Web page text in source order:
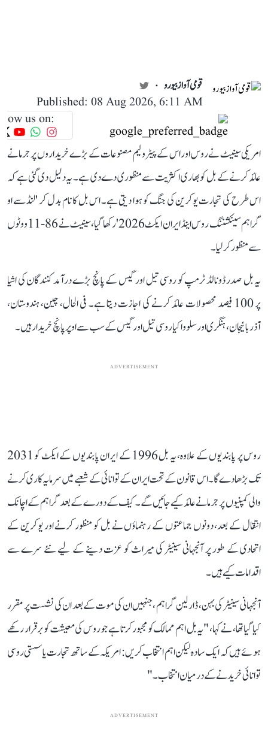
قومی آواز بیورو
Published: 08 Aug 2026, 6:11 AM
us on:
امریکی سینیٹ نے روس اور اس کے پیٹرولیم مصنوعات کے بڑے خریداروں پر جرمانے
عائد کرنے کے بل کو بھاری اکثریت سے منظوری دے دی ہے۔ یہ دلیل دی گئی ہے کہ
اس طرح کی تجارت یوکرین کی جنگ کو ہوا دیتی ہے۔ اس بل کا نام بدل کر 'لنڈسے او
گراہم سینکشننگ روس اینڈ ایران ایکٹ 2026' رکھا گیا، سینیٹ نے 86-11 ووٹوں
سے منظور کر لیا۔
یہ بل صدر ڈونالڈ ٹرمپ کو روسی تیل اور گیس کے پانچ بڑے درآمد کنندگان کی اشیا
پر 100 فیصد محصولات عائد کرنے کی اجازت دیتا ہے۔ فی الحال، چین، ہندوستان،
آذربائیجان، ہنگری اور سلوواکیا روسی تیل اور گیس کے سب سے اوپر پانچ خریدار ہیں۔
ADVERTISEMENT
روس پر پابندیوں کے علاوہ، یہ بل 1996 کے ایران پابندیوں کے ایکٹ کو 2031
تک بڑھا دے گا۔ اس قانون کے تحت ایران کے توانائی کے شعبے میں سرمایہ کاری کرنے
والی کمپنیوں پر جرمانے عائد کیے جائیں گے۔ کیف کے دورے کے بعد گراہم کے اچانک
انتقال کے بعد، دونوں جماعتوں کے رہنماؤں نے بل کو منظور کرنے اور یوکرین کے
اتحادی کے طور پر آنجہانی سینیٹر کی میراث کو عزت دینے کے لیے نئے سرے سے
اقدامات کیے ہیں۔
آنجہانی سینیٹر کی بہن، ڈارلین گراہم ،جنہیں ان کی موت کے بعد ان کی نشست پر مقرر
کیا گیا تھا، نے کہا، "یہ بل اہم ممالک کو مجبور کرتا ہے جو روس کی معیشت کو برقرار رکھے
ہوئے ہیں کہ ایک سادہ لیکن اہم انتخاب کریں: امریکہ کے ساتھ تجارت یا سستی روسی
توانائی خریدنے کے درمیان انتخاب۔"
ADVERTISEMENT